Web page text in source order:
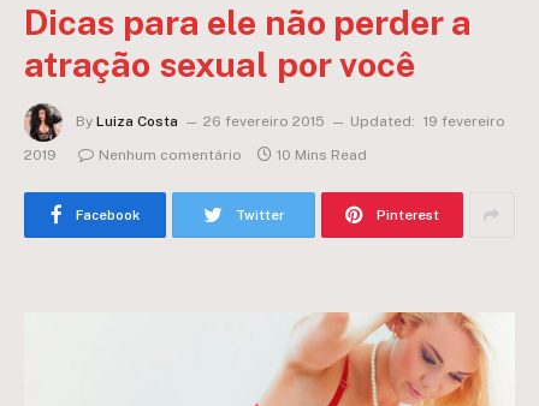
Dicas para ele não perder a
atração sexual por você
By Luiza Costa 26 fevereiro 2015 Updated: 19 fevereiro
2019
Nenhum comentário 10 Mins Read
Facebook Twitter Pinterest